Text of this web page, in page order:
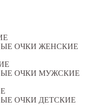
ОЧКИ ЖЕНСКИЕ
ОЧКИ МУЖСКИЕ
ОЧКИ ДЕТСКИЕ